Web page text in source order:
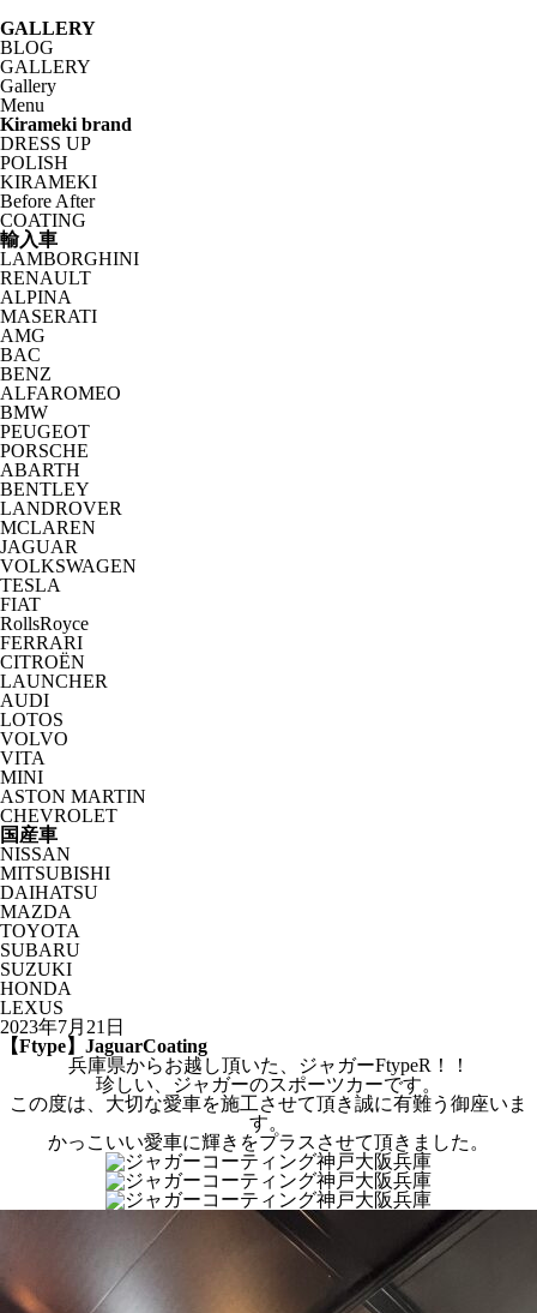
GALLERY
BLOG
GALLERY
Gallery
Menu
Kirameki brand
DRESS UP
POLISH
KIRAMEKI
Before After
COATING
輸入車
LAMBORGHINI
RENAULT
ALPINA
MASERATI
AMG
BAC
BENZ
ALFAROMEO
BMW
PEUGEOT
PORSCHE
ABARTH
BENTLEY
LANDROVER
MCLAREN
JAGUAR
VOLKSWAGEN
TESLA
FIAT
RollsRoyce
FERRARI
CITROËN
LAUNCHER
AUDI
LOTOS
VOLVO
VITA
MINI
ASTON MARTIN
CHEVROLET
国産車
NISSAN
MITSUBISHI
DAIHATSU
MAZDA
TOYOTA
SUBARU
SUZUKI
HONDA
LEXUS
2023年7月21日
【Ftype】JaguarCoating
兵庫県からお越し頂いた、ジャガーFtypeR！！
珍しい、ジャガーのスポーツカーです。
この度は、大切な愛車を施工させて頂き誠に有難う御座いま
す。
かっこいい愛車に輝きをプラスさせて頂きました。